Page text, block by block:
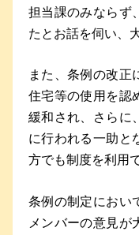
担当課のみならず
たとお話を伺い、
また、条例の改正
住宅等の使用を認
緩和され、さらに
に行われる一助と
方でも制度を利用
条例の制定におい
メンバーの意見が